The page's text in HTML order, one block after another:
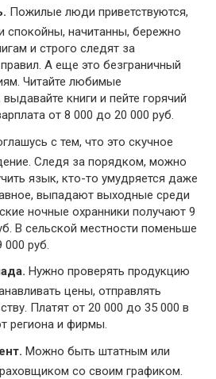
Пожилые люди приветствуются,
спокойны, начитанны, бережно
и строго следят за
А еще это безграничный
Читайте любимые
книги и пейте горячий
от 8 000 до 20 000 руб.
с тем, что это скучное
Следя за порядком, можно
язык, кто-то умудряется даже
выпадают выходные среди
ночные охранники получают 9
В сельской местности поменьше
000 руб.
Нужно проверять продукцию
цены, отправлять
Платят от 20 000 до 35 000 в
региона и фирмы.
Можно быть штатным или
со своим графиком.